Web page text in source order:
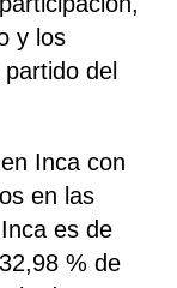
y los
del
Inca con
en las
es de
% de